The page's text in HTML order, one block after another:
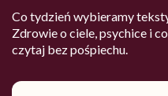
Co tydzień wybieramy
Zdrowie o ciele, psychice i
czytaj bez pośpiechu.
Adres